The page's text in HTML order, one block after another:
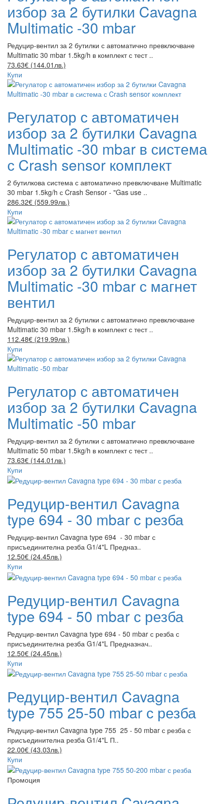
избор за 2 бутилки Cavagna
Multimatic -30 mbar
Редуцир-вентил за 2 бутилки с автоматично превключване
Multimatic 30 mbar 1.5kg/h в комплект с тест ..
73.63€ (144.01лв.)
Купи
Регулатор с автоматичен
избор за 2 бутилки Cavagna
Multimatic -30 mbar в система
с Crash sensor комплект
2 бутилкова система с автоматично превключване Multimatic
30 mbar 1.5kg/h с Crash Sensor - "Gas use ..
286.32€ (559.99лв.)
Купи
Регулатор с автоматичен
избор за 2 бутилки Cavagna
Multimatic -30 mbar с магнет
вентил
Редуцир-вентил за 2 бутилки с автоматично превключване
Multimatic 30 mbar 1.5kg/h в комплект с тест ..
112.48€ (219.99лв.)
Купи
Регулатор с автоматичен
избор за 2 бутилки Cavagna
Multimatic -50 mbar
Редуцир-вентил за 2 бутилки с автоматично превключване
Multimatic 50 mbar 1.5kg/h в комплект с тест ..
73.63€ (144.01лв.)
Купи
Редуцир-вентил Cavagna
type 694 - 30 mbar с резба
Редуцир-вентил Cavagna type 694 - 30 mbar с
присъединителна резба G1/4"L Предназ..
12.50€ (24.45лв.)
Купи
Редуцир-вентил Cavagna
type 694 - 50 mbar с резба
Редуцир-вентил Cavagna type 694 - 50 mbar с резба с
присъединителна резба G1/4"L Предназнач..
12.50€ (24.45лв.)
Купи
Редуцир-вентил Cavagna
type 755 25-50 mbar с резба
Редуцир-вентил Cavagna type 755 25 - 50 mbar с резба с
присъединителна резба G1/4"L П..
22.00€ (43.03лв.)
Купи
Промоция